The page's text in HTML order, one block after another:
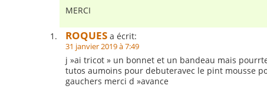
MERCI
ROQUES a écrit:
31 janvier 2019 à 7:49
j »ai tricot » un bonnet et un bandeau mais
tutos aumoins pour debuteravec le pint mousse
gauchers merci d »avance